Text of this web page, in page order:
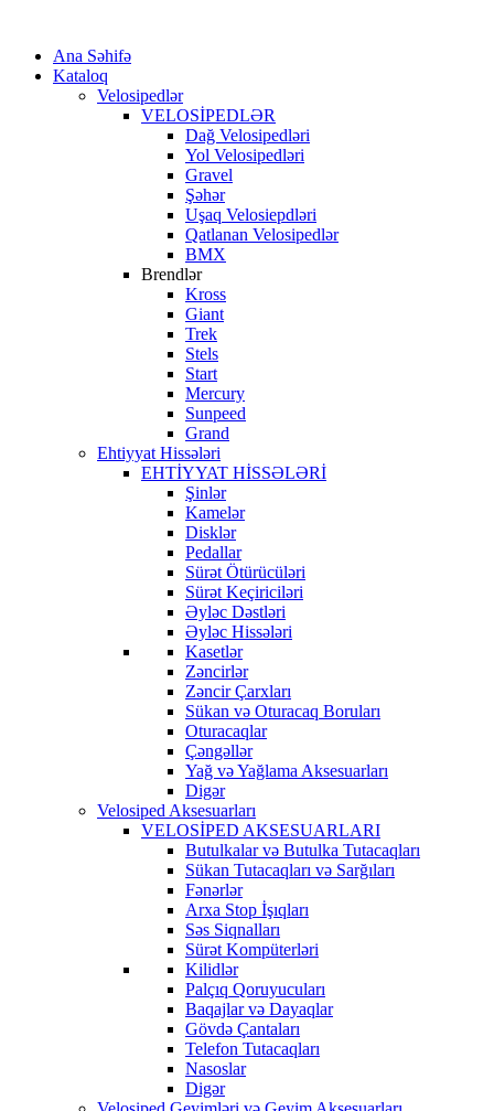
Ana Səhifə
Kataloq
Velosipedlər
VELOSİPEDLƏR
Dağ Velosipedləri
Yol Velosipedləri
Gravel
Şəhər
Uşaq Velosiepdləri
Qatlanan Velosipedlər
BMX
Brendlər
Kross
Giant
Trek
Stels
Start
Mercury
Sunpeed
Grand
Ehtiyyat Hissələri
EHTİYYAT HİSSƏLƏRİ
Şinlər
Kamelər
Disklər
Pedallar
Sürət Ötürücüləri
Sürət Keçiriciləri
Əyləc Dəstləri
Əyləc Hissələri
Kasetlər
Zəncirlər
Zəncir Çarxları
Sükan və Oturacaq Boruları
Oturacaqlar
Çəngəllər
Yağ və Yağlama Aksesuarları
Digər
Velosiped Aksesuarları
VELOSİPED AKSESUARLARI
Butulkalar və Butulka Tutacaqları
Sükan Tutacaqları və Sarğıları
Fənərlər
Arxa Stop İşıqları
Səs Siqnalları
Sürət Kompüterləri
Kilidlər
Palçıq Qoruyucuları
Baqajlar və Dayaqlar
Gövdə Çantaları
Telefon Tutacaqları
Nasoslar
Digər